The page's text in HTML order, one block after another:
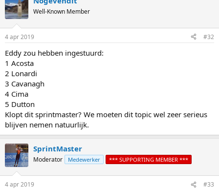
Well-Known Member
4 apr 2019 #32
Eddy zou hebben ingestuurd:
1 Acosta
2 Lonardi
3 Cavanagh
4 Cima
5 Dutton
Klopt dit sprintmaster? We moeten dit topic wel zeer serieus
blijven nemen natuurlijk.
SprintMaster
Moderator Medewerker *** SUPPORTING MEMBER ***
4 apr 2019 #33